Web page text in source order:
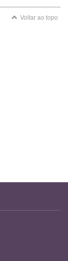
Voltar ao topo